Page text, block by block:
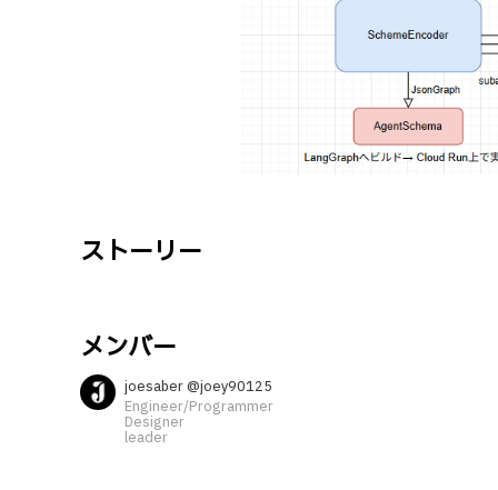
ストーリー
メンバー
joesaber @joey90125
Engineer/Programmer
Designer
leader